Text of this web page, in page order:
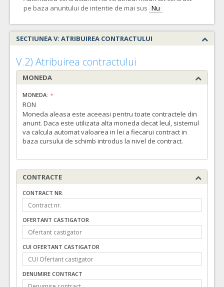
pe baza anuntului de intentie de mai sus Nu
SECTIUNEA V: ATRIBUIREA CONTRACTULUI
V.2) Atribuirea contractului
MONEDA
MONEDA:
RON
Moneda aleasa este aceeasi pentru toate contractele din
anunt. Daca este utilizata alta moneda decat leul, sistemul
va calcula automat valoarea in lei a fiecarui contract in
baza cursului de schimb introdus la nivel de contract.
CONTRACTE
CONTRACT NR.
OFERTANT CASTIGATOR
CUI OFERTANT CASTIGATOR
DENUMIRE CONTRACT